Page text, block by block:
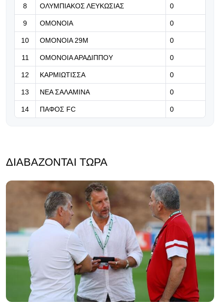
«Συμφώνησε πλήρως με Ρόντρι η
Μπαρσελόνα, ξεκινά παζάρι με τη
Σίτι»
8 ΟΛΥΜΠΙΑΚΟΣ ΛΕΥΚΩΣΙΑΣ 0
9 ΟΜΟΝΟΙΑ 0
10 ΟΜΟΝΟΙΑ 29Μ 0
11 ΟΜΟΝΟΙΑ ΑΡΑΔΙΠΠΟΥ 0
12 ΚΑΡΜΙΩΤΙΣΣΑ 0
13 ΝΕΑ ΣΑΛΑΜΙΝΑ 0
14 ΠΑΦΟΣ FC 0
ΔΙΑΒΆΖΟΝΤΑΙ ΤΏΡΑ